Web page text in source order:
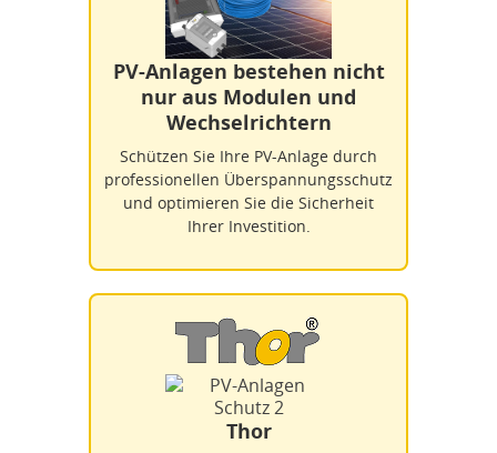
PV-Anlagen bestehen nicht
nur aus Modulen und
Wechselrichtern
Schützen Sie Ihre PV-Anlage durch
professionellen Überspannungsschutz
und optimieren Sie die Sicherheit
Ihrer Investition.
Thor